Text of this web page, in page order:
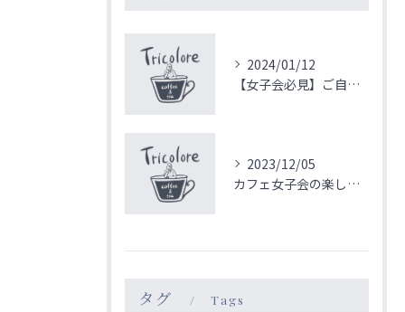
2024/01/12
【女子会必見】ご自宅のような空間で楽しめるカフェ
2023/12/05
カフェ女子会の楽しみ方
タグ Tags